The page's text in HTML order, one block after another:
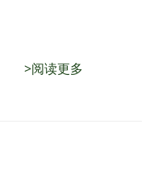
>阅读更多